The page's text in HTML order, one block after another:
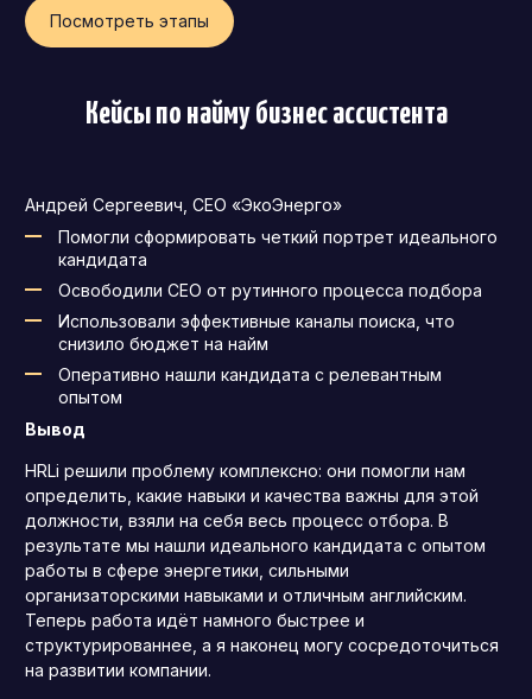
Посмотреть этапы
Кейсы по найму бизнес ассистента
Андрей Сергеевич, CEO «ЭкоЭнерго»
Помогли сформировать четкий портрет идеального
кандидата
Освободили CEO от рутинного процесса подбора
Использовали эффективные каналы поиска, что
снизило бюджет на найм
Оперативно нашли кандидата с релевантным
опытом
Вывод
HRLi решили проблему комплексно: они помогли нам
определить, какие навыки и качества важны для этой
должности, взяли на себя весь процесс отбора. В
результате мы нашли идеального кандидата с опытом
работы в сфере энергетики, сильными
организаторскими навыками и отличным английским.
Теперь работа идёт намного быстрее и
структурированнее, а я наконец могу сосредоточиться
на развитии компании.